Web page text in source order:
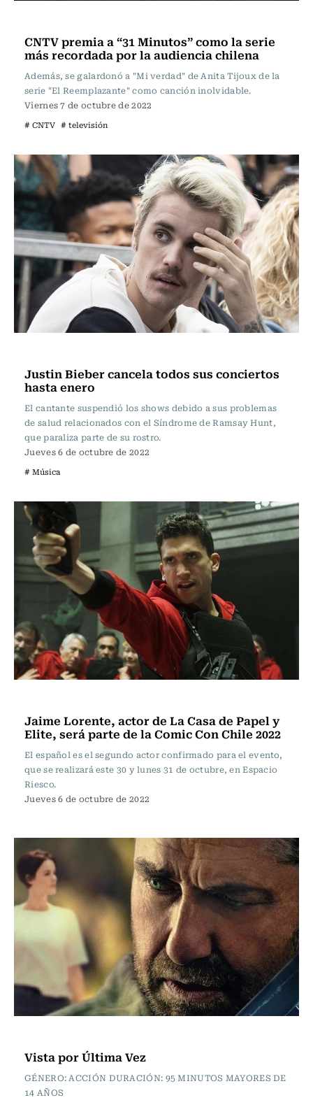
CNTV premia a “31 Minutos” como la serie
más recordada por la audiencia chilena
Además, se galardonó a "Mi verdad" de Anita Tijoux de la
serie "El Reemplazante" como canción inolvidable.
Viernes 7 de octubre de 2022
# CNTV # televisión
Justin Bieber cancela todos sus conciertos
hasta enero
El cantante suspendió los shows debido a sus problemas
de salud relacionados con el Síndrome de Ramsay Hunt,
que paraliza parte de su rostro.
Jueves 6 de octubre de 2022
# Música
Jaime Lorente, actor de La Casa de Papel y
Elite, será parte de la Comic Con Chile 2022
El español es el segundo actor confirmado para el evento,
que se realizará este 30 y lunes 31 de octubre, en Espacio
Riesco.
Jueves 6 de octubre de 2022
Vista por Última Vez
GÉNERO: ACCIÓN DURACIÓN: 95 MINUTOS MAYORES DE
14 AÑOS